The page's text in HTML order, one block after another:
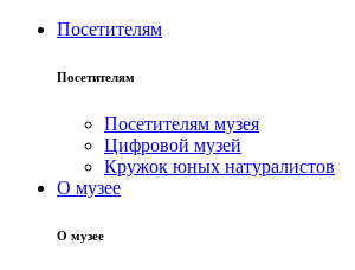
Посетителям
Посетителям
Посетителям музея
Цифровой музей
Кружок юных натуралистов
О музее
О музее